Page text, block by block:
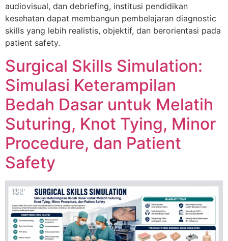
audiovisual, dan debriefing, institusi pendidikan
kesehatan dapat membangun pembelajaran diagnostic
skills yang lebih realistis, objektif, dan berorientasi pada
patient safety.
Surgical Skills Simulation:
Simulasi Keterampilan
Bedah Dasar untuk Melatih
Suturing, Knot Tying, Minor
Procedure, dan Patient
Safety